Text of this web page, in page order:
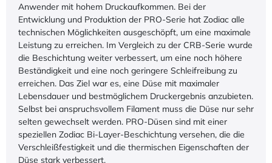
Anwender mit hohem Druckaufkommen. Bei der
Entwicklung und Produktion der PRO-Serie hat Zodiac alle
technischen Möglichkeiten ausgeschöpft, um eine maximale
Leistung zu erreichen. Im Vergleich zu der CRB-Serie wurde
die Beschichtung weiter verbessert, um eine noch höhere
Beständigkeit und eine noch geringere Schleifreibung zu
erreichen. Das Ziel war es, eine Düse mit maximaler
Lebensdauer und bestmöglichem Druckergebnis anzubieten.
Selbst bei anspruchsvollem Filament muss die Düse nur sehr
selten gewechselt werden. PRO-Düsen sind mit einer
speziellen Zodiac Bi-Layer-Beschichtung versehen, die die
Verschleißfestigkeit und die thermischen Eigenschaften der
Düse stark verbessert.